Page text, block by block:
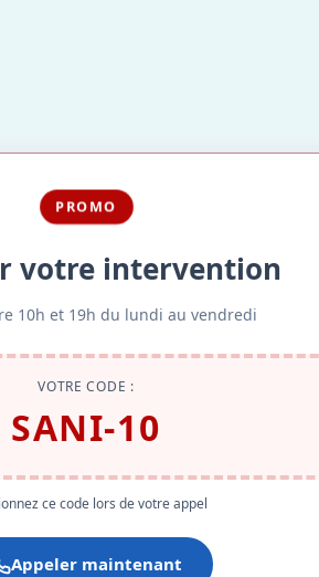
PROMO
votre intervention
10h et 19h du lundi au vendredi
VOTRE CODE :
SANI-10
ce code lors de votre appel
Appeler maintenant